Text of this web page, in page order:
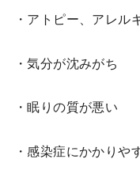
・アトピー、アレル
・気分が沈みがち
・眠りの質が悪い
・感染症にかかりや